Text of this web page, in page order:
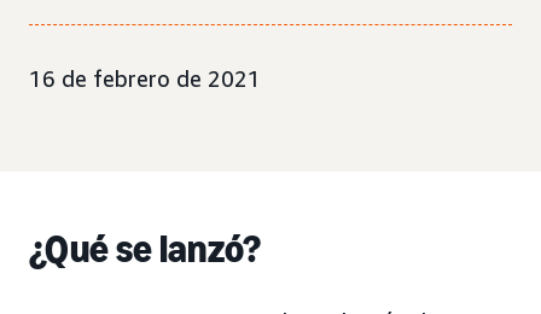
16 de febrero de 2021
¿Qué se lanzó?